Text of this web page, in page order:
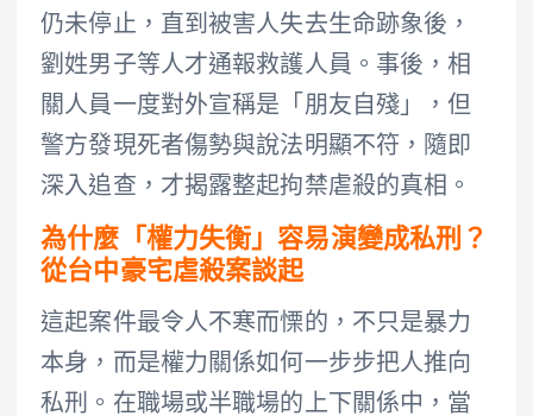
仍未停止，直到被害人失去生命跡象後，
劉姓男子等人才通報救護人員。事後，相
關人員一度對外宣稱是「朋友自殘」，但
警方發現死者傷勢與說法明顯不符，隨即
深入追查，才揭露整起拘禁虐殺的真相。
為什麼「權力失衡」容易演變成私刑？
從台中豪宅虐殺案談起
這起案件最令人不寒而慄的，不只是暴力
本身，而是權力關係如何一步步把人推向
私刑。在職場或半職場的上下關係中，當